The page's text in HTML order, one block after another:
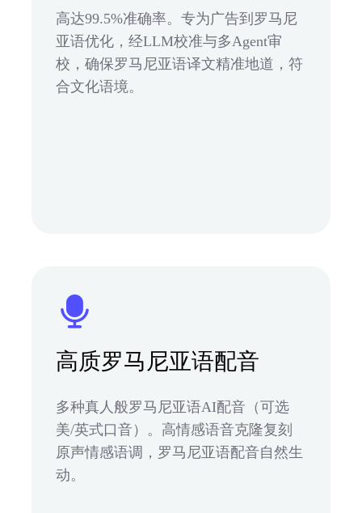
高达99.5%准确率。专为广告到罗马尼
亚语优化，经LLM校准与多Agent审
校，确保罗马尼亚语译文精准地道，符
合文化语境。
高质罗马尼亚语配音
多种真人般罗马尼亚语AI配音（可选
美/英式口音）。高情感语音克隆复刻
原声情感语调，罗马尼亚语配音自然生
动。